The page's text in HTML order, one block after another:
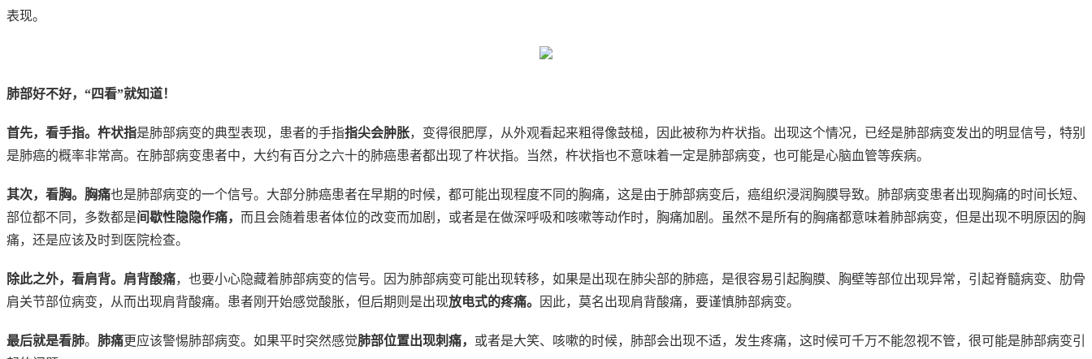
表现。
肺部好不好，“四看”就知道！
首先，看手指。杵状指是肺部病变的典型表现，患者的手指指尖会肿胀，变得很肥厚，从外观看起来粗得像鼓槌，因此被称为杵状指。出现这个情况，已经是肺部病变发出的明显信号，特别
是肺癌的概率非常高。在肺部病变患者中，大约有百分之六十的肺癌患者都出现了杵状指。当然，杵状指也不意味着一定是肺部病变，也可能是心脑血管等疾病。
其次，看胸。胸痛也是肺部病变的一个信号。大部分肺癌患者在早期的时候，都可能出现程度不同的胸痛，这是由于肺部病变后，癌组织浸润胸膜导致。肺部病变患者出现胸痛的时间长短、
部位都不同，多数都是间歇性隐隐作痛， 而且会随着患者体位的改变而加剧，或者是在做深呼吸和咳嗽等动作时，胸痛加剧。虽然不是所有的胸痛都意味着肺部病变，但是出现不明原因的胸
痛，还是应该及时到医院检查。
除此之外，看肩背。 肩背酸痛，也要小心隐藏着肺部病变的信号。因为肺部病变可能出现转移，如果是出现在肺尖部的肺癌，是很容易引起胸膜、胸壁等部位出现异常，引起脊髓病变、肋骨
肩关节部位病变，从而出现肩背酸痛。患者刚开始感觉酸胀，但后期则是出现放电式的疼痛。 因此，莫名出现肩背酸痛，要谨慎肺部病变。
最后就是看肺。 肺痛更应该警惕肺部病变。如果平时突然感觉肺部位置出现刺痛， 或者是大笑、咳嗽的时候，肺部会出现不适，发生疼痛，这时候可千万不能忽视不管，很可能是肺部病变引